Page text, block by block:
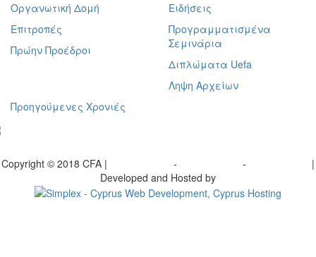
Οργανωτική Δομή
Επιτροπές
Πρώην Προέδροι
Ειδήσεις
Προγραμματισμένα
Σεμινάρια
Διπλώματα Uefa
Ληψη Αρχείων
Προηγούμενες Χρονιές
Copyright © 2018 CFA | - -
|
Developed and Hosted by